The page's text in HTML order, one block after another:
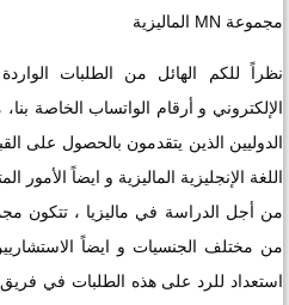
مجموعة MN المالیزیة
نظراً للكم الهائل من الطلبات الواردة
الإلكتروني و أرقام الواتساب الخاصة
الدوليين الذين يتقدمون بالحصول على
اللغة الإنجليزية الماليزية و ايضاً الأمور
من أجل الدراسة في مالیزیا ، تتكون
من مختلف الجنسيات و ايضاً
استعداد للرد على هذه الطلبات في